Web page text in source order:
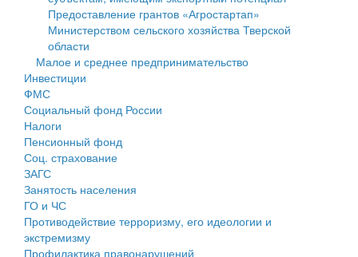
Здравоохранение
Социальная защита
Фотоальбом
Муниципальный контроль
Муниципальные услуги
Проекты административных регламентов
Антимонопольный комплаенс
Противодействие коррупции
среднего предпринимательства
Информационная поддержка субъектов малого и
среднего предпринимательства
Муниципальные программы
Контрольно-счетная палата
Персональные данные
Оценка регулирующего воздействия
Деятельность МУ
Предоставление грантов «Агростартап»
Министерством сельского хозяйства Тверской
области
Малое и среднее предпринимательство
Инвестиции
ФМС
Социальный фонд России
Налоги
Пенсионный фонд
Соц. страхование
ЗАГС
Занятость населения
ГО и ЧС
Противодействие терроризму, его идеологии и
экстремизму
Профилактика правонарушений